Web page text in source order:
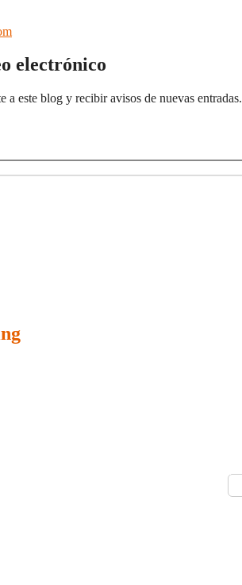
electrónico
este blog y recibir avisos de nuevas entradas.